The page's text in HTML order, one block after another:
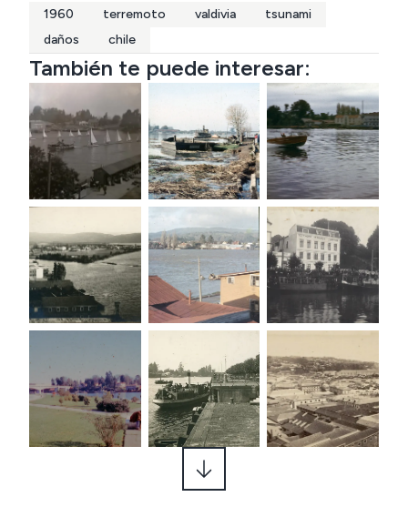
1960 terremoto valdivia
tsunami
daños
chile
También te puede interesar: